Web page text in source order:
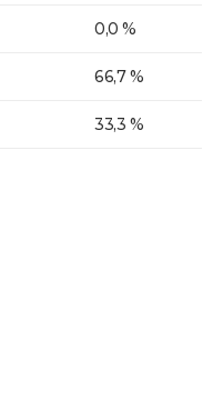
0,0 %
66,7 %
33,3 %